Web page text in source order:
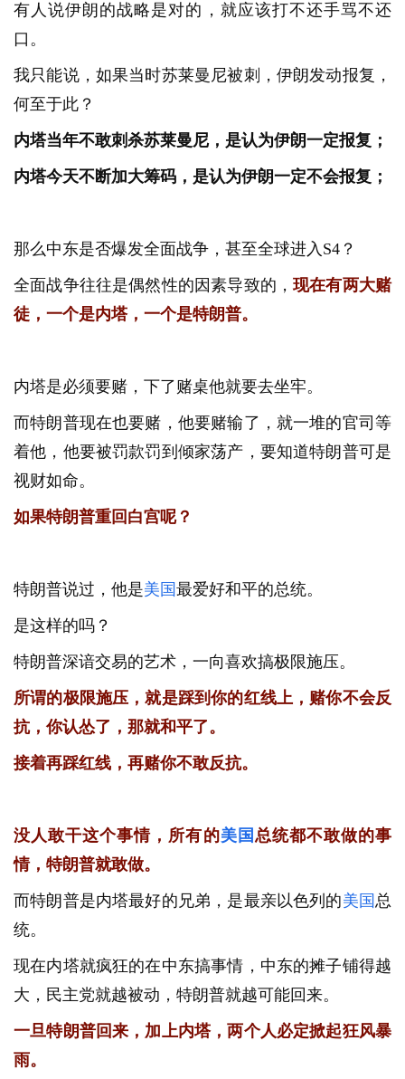
有人说伊朗的战略是对的，就应该打不还手骂不还
口。
我只能说，如果当时苏莱曼尼被刺，伊朗发动报复，
何至于此？
内塔当年不敢刺杀苏莱曼尼，是认为伊朗一定报复；
内塔今天不断加大筹码，是认为伊朗一定不会报复；
那么中东是否爆发全面战争，甚至全球进入S4？
全面战争往往是偶然性的因素导致的，现在有两大赌
徒，一个是内塔，一个是特朗普。
内塔是必须要赌，下了赌桌他就要去坐牢。
而特朗普现在也要赌，他要赌输了，就一堆的官司等
着他，他要被罚款罚到倾家荡产，要知道特朗普可是
视财如命。
如果特朗普重回白宫呢？
特朗普说过，他是美国最爱好和平的总统。
是这样的吗？
特朗普深谙交易的艺术，一向喜欢搞极限施压。
所谓的极限施压，就是踩到你的红线上，赌你不会反
抗，你认怂了，那就和平了。
接着再踩红线，再赌你不敢反抗。
没人敢干这个事情，所有的美国 总统都不敢做的事
情，特朗普就敢做。
而特朗普是内塔最好的兄弟，是最亲以色列的美国总
统。
现在内塔就疯狂的在中东搞事情，中东的摊子铺得越
大，民主党就越被动，特朗普就越可能回来。
一旦特朗普回来，加上内塔，两个人必定掀起狂风暴
雨。